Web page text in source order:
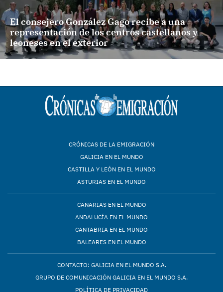
El consejero González Gago recibe a una
representación de los centros castellanos y
leoneses en el exterior
CRÓNICAS DE LA EMIGRACIÓN
GALICIA EN EL MUNDO
CASTILLA Y LEÓN EN EL MUNDO
ASTURIAS EN EL MUNDO
CANARIAS EN EL MUNDO
ANDALUCÍA EN EL MUNDO
CANTABRIA EN EL MUNDO
BALEARES EN EL MUNDO
CONTACTO: GALICIA EN EL MUNDO S.A.
GRUPO DE COMUNICACIÓN GALICIA EN EL MUNDO S.A.
POLÍTICA DE PRIVACIDAD